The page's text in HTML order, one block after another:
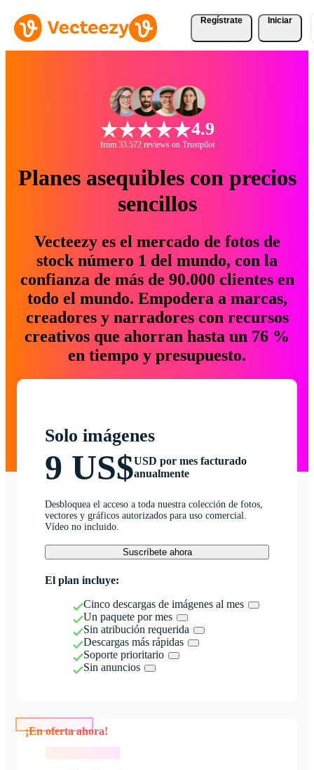
Regístrate Iniciar
4.9
from 33.572 reviews on Trustpilot
Planes asequibles con precios
sencillos
Vecteezy es el mercado de fotos de
stock número 1 del mundo, con la
confianza de más de 90.000 clientes en
todo el mundo. Empodera a marcas,
creadores y narradores con recursos
creativos que ahorran hasta un 76 %
en tiempo y presupuesto.
Solo imágenes
9 US$USD por mes facturado
anualmente
Desbloquea el acceso a toda nuestra colección de fotos,
vectores y gráficos autorizados para uso comercial.
Vídeo no incluido.
Suscríbete ahora
El plan incluye:
Cinco descargas de imágenes al mes
Un paquete por mes
Sin atribución requerida
Descargas más rápidas
Soporte prioritario
Sin anuncios